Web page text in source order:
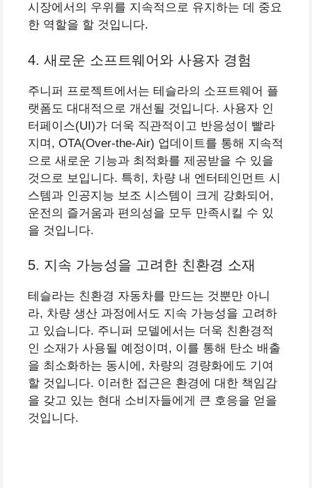
시장에서의 우위를 지속적으로 유지하는 데 중요
한 역할을 할 것입니다.
4. 새로운 소프트웨어와 사용자 경험
주니퍼 프로젝트에서는 테슬라의 소프트웨어 플
랫폼도 대대적으로 개선될 것입니다. 사용자 인
터페이스(UI)가 더욱 직관적이고 반응성이 빨라
지며, OTA(Over-the-Air) 업데이트를 통해 지속적
으로 새로운 기능과 최적화를 제공받을 수 있을
것으로 보입니다. 특히, 차량 내 엔터테인먼트 시
스템과 인공지능 보조 시스템이 크게 강화되어,
운전의 즐거움과 편의성을 모두 만족시킬 수 있
을 것입니다.
5. 지속 가능성을 고려한 친환경 소재
테슬라는 친환경 자동차를 만드는 것뿐만 아니
라, 차량 생산 과정에서도 지속 가능성을 고려하
고 있습니다. 주니퍼 모델에서는 더욱 친환경적
인 소재가 사용될 예정이며, 이를 통해 탄소 배출
을 최소화하는 동시에, 차량의 경량화에도 기여
할 것입니다. 이러한 접근은 환경에 대한 책임감
을 갖고 있는 현대 소비자들에게 큰 호응을 얻을
것입니다.